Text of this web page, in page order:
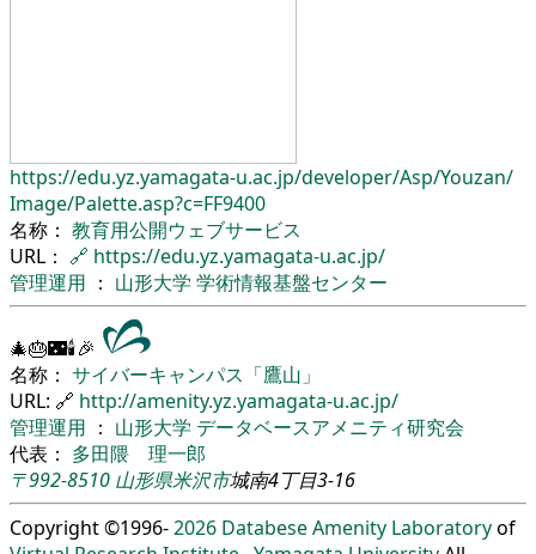
https://edu.yz.yamagata-u.ac.jp/developer/Asp/Youzan/
Image/Palette.asp?c=FF9400
名称： 教育用公開ウェブサービス
URL： 🔗 https://edu.yz.yamagata-u.ac.jp/
管理運用 ： 山形大学 学術情報基盤センター
🎄🎂🌃🕯🎉
名称： サイバーキャンパス「鷹山」
URL: 🔗 http://amenity.yz.yamagata-u.ac.jp/
管理運用 ： 山形大学 データベースアメニティ研究会
代表： 多田隈 理一郎
〒992-8510 山形県米沢市城南4丁目3-16
Copyright ©1996-2026 Databese Amenity Laboratoryof